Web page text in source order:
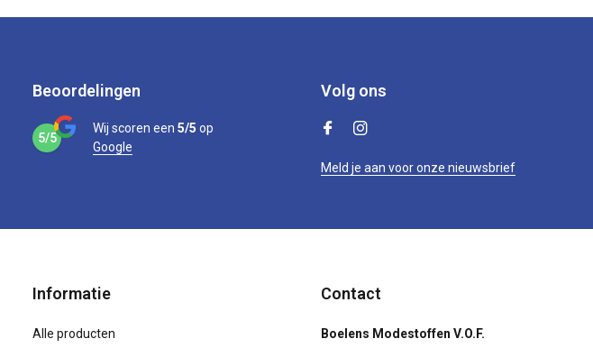
Beoordelingen
5/5
Wij scoren een 5/5 op
Google
Volg ons
Meld je aan voor onze nieuwsbrief
Informatie
Alle producten
Contact
Boelens Modestoffen V.O.F.